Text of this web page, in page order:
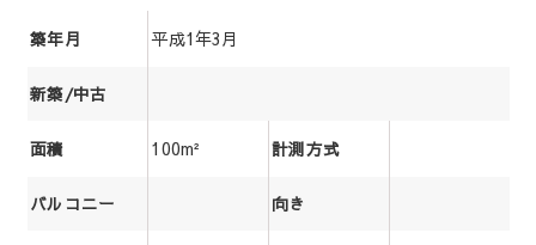
築年月 平成1年3月
新築/中古
面積 100m² 計測方式
バルコニー 向き